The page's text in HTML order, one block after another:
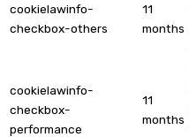
cookielawinfo-
checkbox-others
11
months
cookielawinfo-
checkbox-
performance
11
months